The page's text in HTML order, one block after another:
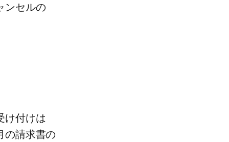
ンセルの​
け付けは​
の​請求書の​